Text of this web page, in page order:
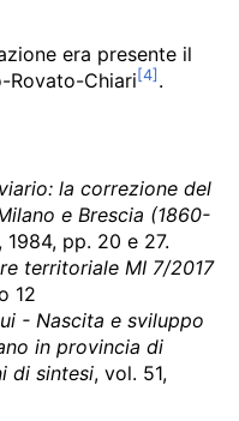
era presente il
Rovato-Chiari
.
la correzione del
e Brescia (1860-
1984, pp. 20 e 27.
territoriale MI 7/2017
12
- Nascita e sviluppo
in provincia di
di sintesi, vol. 51,